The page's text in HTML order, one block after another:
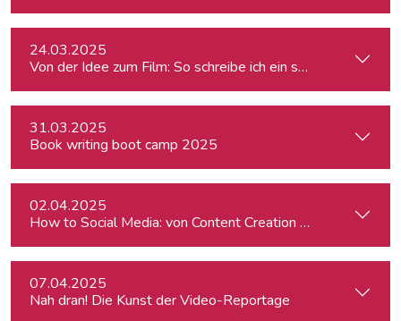
24.03.2025
Von der Idee zum Film: So schreibe ich ein schlüssiges
31.03.2025
Book writing boot camp 2025
02.04.2025
How to Social Media: von Content Creation bis zum
07.04.2025
Nah dran! Die Kunst der Video-Reportage